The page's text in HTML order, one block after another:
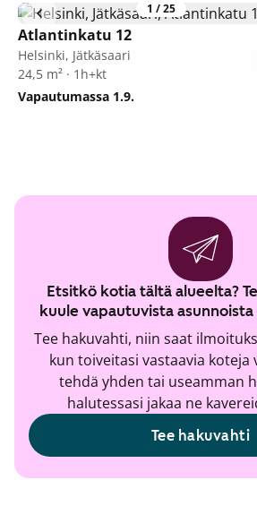
1 /25
Atlantinkatu 12
Helsinki, Jätkäsaari
24,5 m² · 1h+kt
Vapautumassa 1.9.
Etsitkö kotia tältä alueelta?
kuule vapautuvista asunnoista
Tee hakuvahti, niin saat
kun toiveitasi vastaavia koteja
tehdä yhden tai useamman
halutessasi jakaa ne
Tee hakuvahti